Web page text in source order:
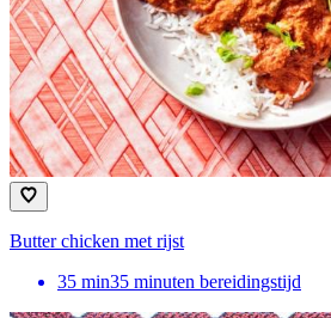
Butter chicken met rijst
35 min35 minuten bereidingstijd